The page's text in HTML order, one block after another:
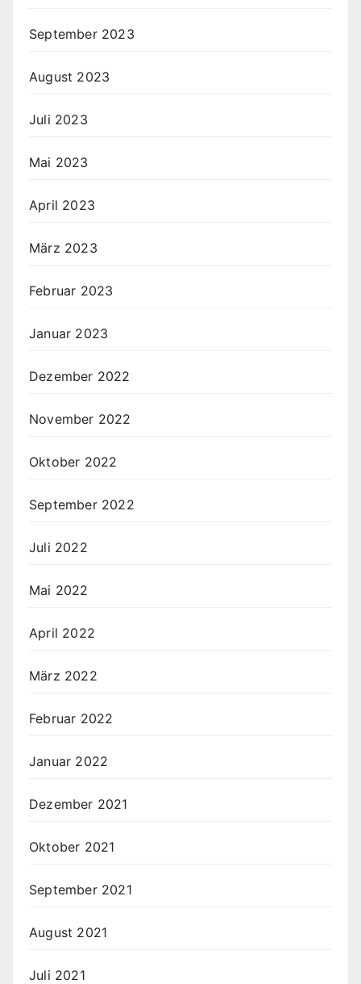
September 2023
August 2023
Juli 2023
Mai 2023
April 2023
März 2023
Februar 2023
Januar 2023
Dezember 2022
November 2022
Oktober 2022
September 2022
Juli 2022
Mai 2022
April 2022
März 2022
Februar 2022
Januar 2022
Dezember 2021
Oktober 2021
September 2021
August 2021
Juli 2021